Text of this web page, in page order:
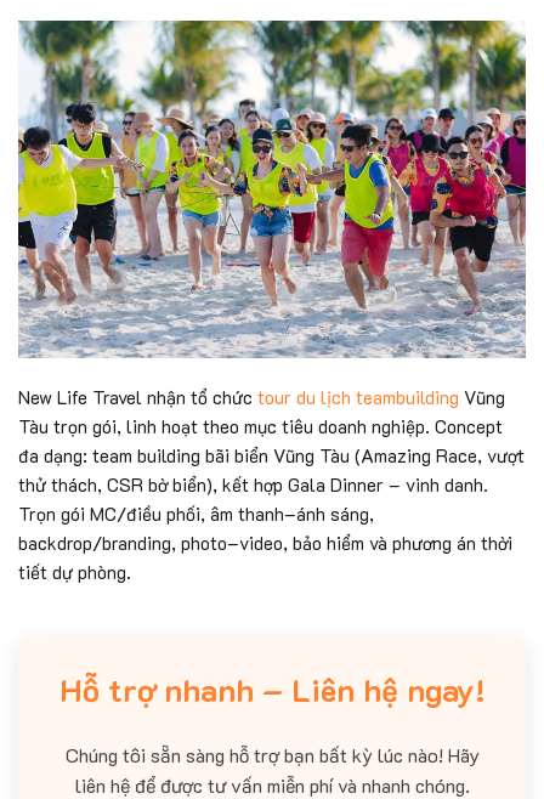
New Life Travel nhận tổ chức tour du lịch teambuilding Vũng
Tàu trọn gói, linh hoạt theo mục tiêu doanh nghiệp. Concept
đa dạng: team building bãi biển Vũng Tàu (Amazing Race, vượt
thử thách, CSR bờ biển), kết hợp Gala Dinner – vinh danh.
Trọn gói MC/điều phối, âm thanh–ánh sáng,
backdrop/branding, photo–video, bảo hiểm và phương án thời
tiết dự phòng.
Hỗ trợ nhanh – Liên hệ ngay!
Chúng tôi sẵn sàng hỗ trợ bạn bất kỳ lúc nào! Hãy
liên hệ để được tư vấn miễn phí và nhanh chóng.